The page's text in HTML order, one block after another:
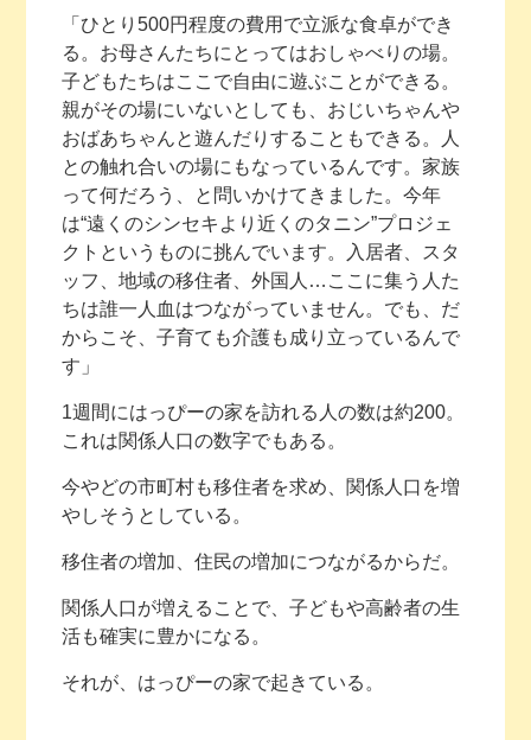
「ひとり500円程度の費用で立派な食卓ができ
る。お母さんたちにとってはおしゃべりの場。
子どもたちはここで自由に遊ぶことができる。
親がその場にいないとしても、おじいちゃんや
おばあちゃんと遊んだりすることもできる。人
との触れ合いの場にもなっているんです。家族
って何だろう、と問いかけてきました。今年
は“遠くのシンセキより近くのタニン”プロジェ
クトというものに挑んでいます。入居者、スタ
ッフ、地域の移住者、外国人…ここに集う人た
ちは誰一人血はつながっていません。でも、だ
からこそ、子育ても介護も成り立っているんで
す」
1週間にはっぴーの家を訪れる人の数は約200。
これは関係人口の数字でもある。
今やどの市町村も移住者を求め、関係人口を増
やしそうとしている。
移住者の増加、住民の増加につながるからだ。
関係人口が増えることで、子どもや高齢者の生
活も確実に豊かになる。
それが、はっぴーの家で起きている。